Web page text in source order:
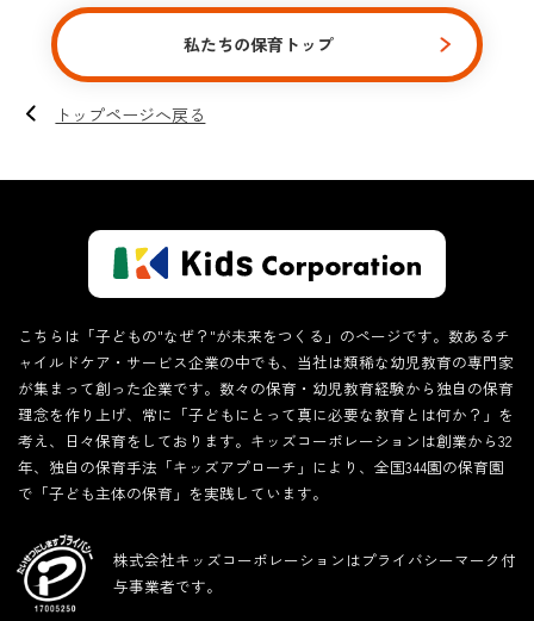
私たちの保育トップ
トップページへ戻る
こちらは「子どもの"なぜ？"が未来をつくる」のページです。数あるチ
ャイルドケア・サービス企業の中でも、当社は類稀な幼児教育の専門家
が集まって創った企業です。数々の保育・幼児教育経験から独自の保育
理念を作り上げ、常に「子どもにとって真に必要な教育とは何か？」を
考え、日々保育をしております。キッズコーポレーションは創業から32
年、独自の保育手法「キッズアプローチ」により、全国344園の保育園
で「子ども主体の保育」を実践しています。
株式会社キッズコーポレーションはプライバシーマーク付
与事業者です。